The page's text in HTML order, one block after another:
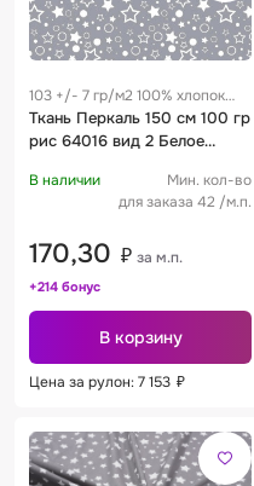
103 +/- 7 гр/м2 100% хлопок
0.25 м
Ткань Перкаль 150 см 100 гр
рис 64016 вид 2 Белое
В наличии
Мин. кол-во
для заказа 42 /м.п.
170,30 ₽ за м.п.
+214 бонус
В корзину
Цена за рулон: 7 153 ₽